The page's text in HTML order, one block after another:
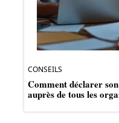
CONSEILS
Comment déclarer
auprès de tous les